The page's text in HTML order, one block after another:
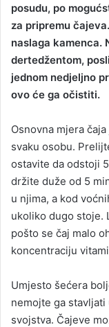
posudu, po
za pripremu
naslaga kamenca.
dertedžentom,
jednom nedjeljno
ovo će ga očistiti.
Osnovna mjera
svaku osobu.
ostavite da odstoji
držite duže od 5
u njima, a kod
ukoliko dugo stoje.
pošto se čaj malo
koncentraciju
Umjesto šećera
nemojte ga
svojstva. Čajeve